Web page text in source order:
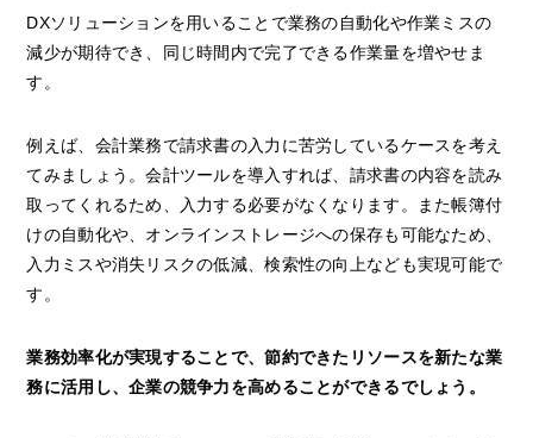
DXソリューションを用いることで業務の自動化や作業ミスの
減少が期待でき、同じ時間内で完了できる作業量を増やせま
す。
例えば、会計業務で請求書の入力に苦労しているケースを考え
てみましょう。会計ツールを導入すれば、請求書の内容を読み
取ってくれるため、入力する必要がなくなります。また帳簿付
けの自動化や、オンラインストレージへの保存も可能なため、
入力ミスや消失リスクの低減、検索性の向上なども実現可能で
す。
業務効率化が実現することで、節約できたリソースを新たな業
務に活用し、企業の競争力を高めることができるでしょう。